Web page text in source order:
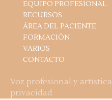
EQUIPO PROFESIONAL
RECURSOS
ÁREA DEL PACIENTE
FORMACIÓN
VARIOS
CONTACTO
Voz profesional y artística
privacidad